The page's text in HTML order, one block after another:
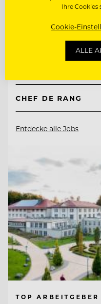
Tirol Lodge
6352 Ellmau,
CHEF DE RANG
Entdecke alle Jobs
TOP ARBEITGEBER
Ihre Cookies
Cookie-
ALLE